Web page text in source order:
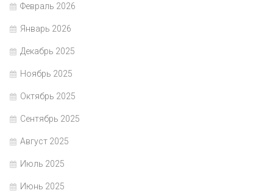
Февраль 2026
Январь 2026
Декабрь 2025
Ноябрь 2025
Октябрь 2025
Сентябрь 2025
Август 2025
Июль 2025
Июнь 2025